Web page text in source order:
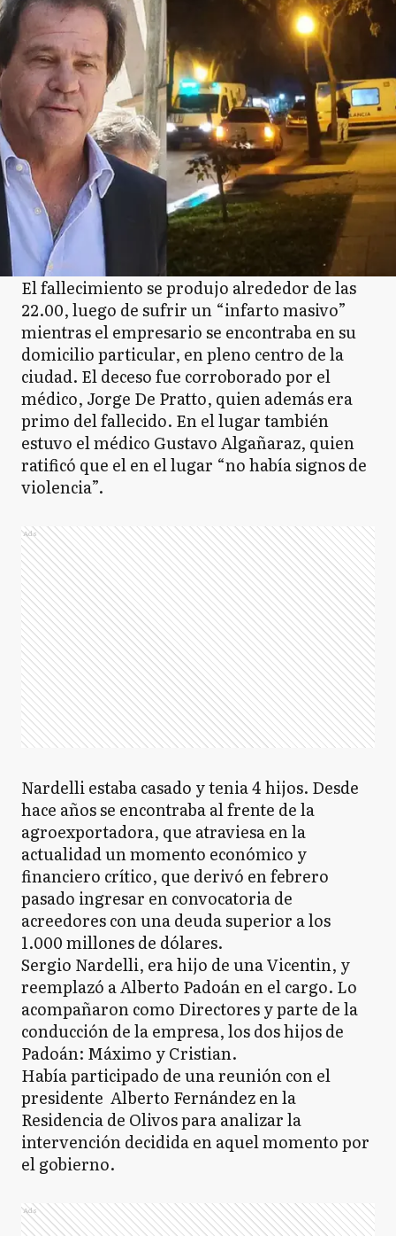
El fallecimiento se produjo alrededor de las
22.00, luego de sufrir un “infarto masivo”
mientras el empresario se encontraba en su
domicilio particular, en pleno centro de la
ciudad. El deceso fue corroborado por el
médico, Jorge De Pratto, quien además era
primo del fallecido. En el lugar también
estuvo el médico Gustavo Algañaraz, quien
ratificó que el en el lugar “no había signos de
violencia”.
Ads
Nardelli estaba casado y tenia 4 hijos. Desde
hace años se encontraba al frente de la
agroexportadora, que atraviesa en la
actualidad un momento económico y
financiero crítico, que derivó en febrero
pasado ingresar en convocatoria de
acreedores con una deuda superior a los
1.000 millones de dólares.
Sergio Nardelli, era hijo de una Vicentin, y
reemplazó a Alberto Padoán en el cargo. Lo
acompañaron como Directores y parte de la
conducción de la empresa, los dos hijos de
Padoán: Máximo y Cristian.
Había participado de una reunión con el
presidente Alberto Fernández en la
Residencia de Olivos para analizar la
intervención decidida en aquel momento por
el gobierno.
Ads